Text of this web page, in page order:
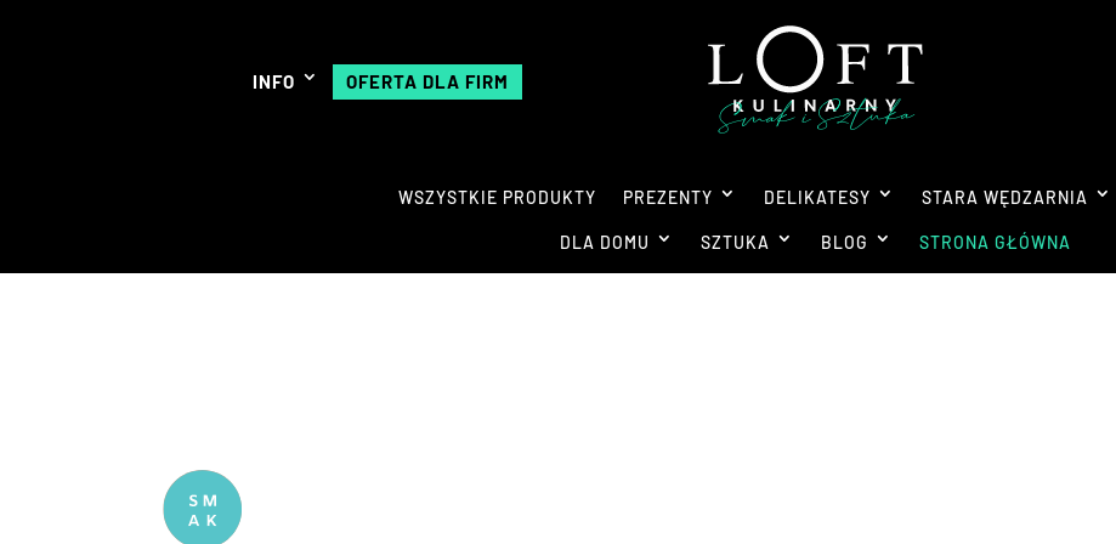
INFO OFERTA DLA FIRM
WSZYSTKIE PRODUKTY PREZENTY DELIKATESY STARA WĘDZARNIA
DLA DOMU SZTUKA BLOG STRONA GŁÓWNA